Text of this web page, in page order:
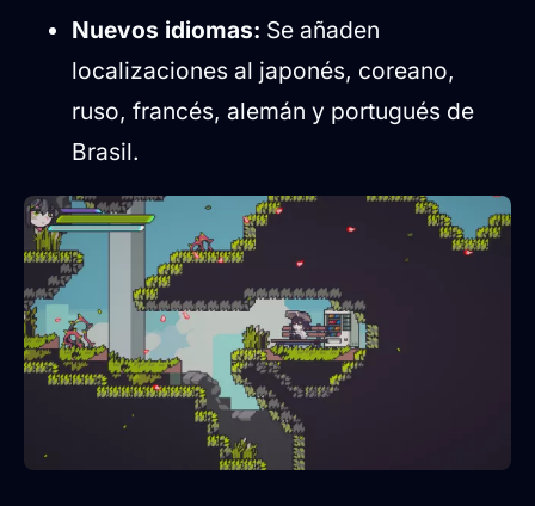
Nuevos idiomas: Se añaden
localizaciones al japonés, coreano,
ruso, francés, alemán y portugués de
Brasil.